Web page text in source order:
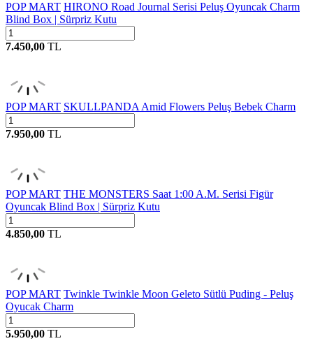
POP MART HIRONO Road Journal Serisi Peluş Oyuncak Charm
Blind Box | Sürpriz Kutu
7.450,00 TL
POP MART SKULLPANDA Amid Flowers Peluş Bebek Charm
7.950,00 TL
POP MART THE MONSTERS Saat 1:00 A.M. Serisi Figür
Oyuncak Blind Box | Sürpriz Kutu
4.850,00 TL
POP MART Twinkle Twinkle Moon Geleto Sütlü Puding - Peluş
Oyucak Charm
5.950,00 TL